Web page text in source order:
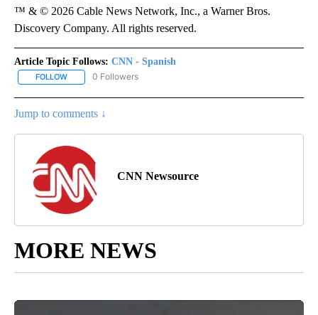
™ & © 2026 Cable News Network, Inc., a Warner Bros.
Discovery Company. All rights reserved.
Article Topic Follows: CNN - Spanish
FOLLOW FOLLOW "CNN - SPANISH" TO RECEIVE NOTIFICATIONS ABOUT
0 Followers
Jump to comments ↓
CNN Newsource
MORE NEWS